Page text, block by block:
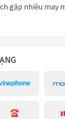
gặp nhiều may